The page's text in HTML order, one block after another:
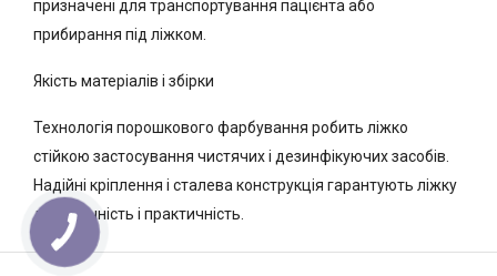
призначені для транспортування пацієнта або
прибирання під ліжком.
Якість матеріалів і збірки
Технологія порошкового фарбування робить ліжко
стійкою застосування чистячих і дезинфікуючих засобів.
Надійні кріплення і сталева конструкція гарантують ліжку
довговічність і практичність.